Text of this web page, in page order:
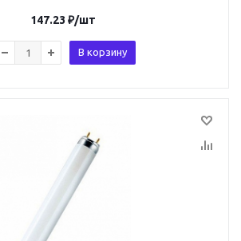
147.23 ₽/шт
В корзину